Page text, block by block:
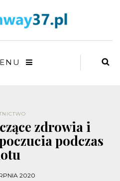
zdrowia i
podczas
2020